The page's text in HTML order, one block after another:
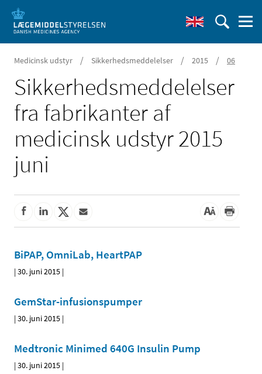
Medicinsk udstyr / Sikkerhedsmeddelelser / 2015 / 06
Sikkerheds­meddelelser
fra fabrikanter af
medicinsk udstyr 2015
juni
BiPAP, OmniLab, HeartPAP
|30. juni 2015 |
GemStar-infusionspumper
|30. juni 2015 |
Medtronic Minimed 640G Insulin Pump
|30. juni 2015 |